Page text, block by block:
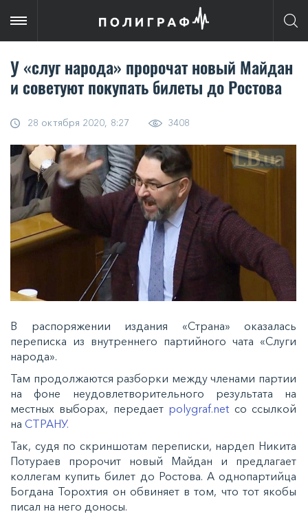
У «слуг народа» пророчат новый Майдан
и советуют покупать билеты до Ростова
28 октября 2020, 8:27 3408
В распоряжении издания «Страна» оказалась
переписка из внутреннего партийного чата «Слуги
народа».
Там продолжаются разборки между членами партии
на фоне неудовлетворительного результата на
местных выборах, передает polygraf.net со ссылкой
на СТРАНУ.
Так, судя по скриншотам переписки, нардеп Никита
Потураев пророчит новый Майдан и предлагает
коллегам купить билет до Ростова. А однопартийца
Богдана Торохтия он обвиняет в том, что тот якобы
писал на него доносы.